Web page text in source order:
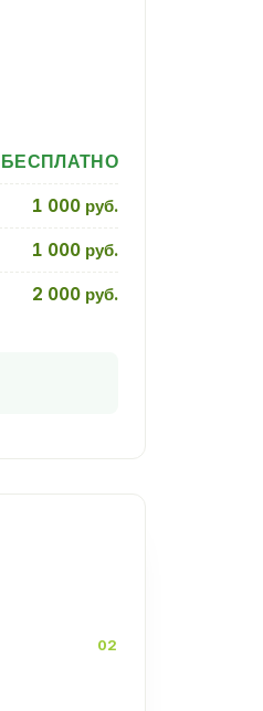
БЕСПЛАТНО
1 000 руб.
1 000 руб.
2 000 руб.